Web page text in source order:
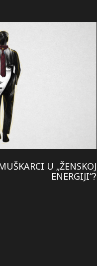
U „ŽENSKOJ
ENERGIJI“?